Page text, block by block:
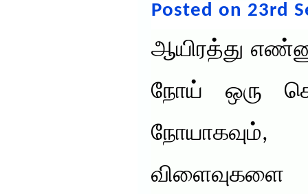
Posted on 23rd
ஆயிரத்து
நோய் ஒரு
விளைவுகளை